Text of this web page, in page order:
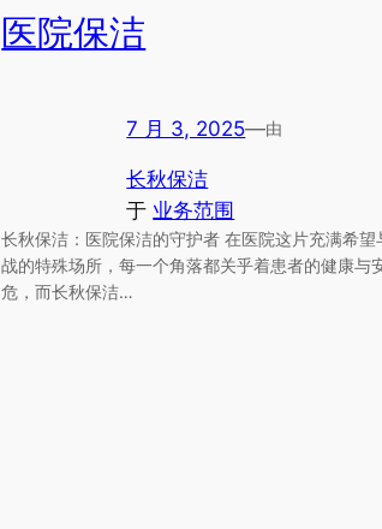
医院保洁
7 月 3, 2025—由
长秋保洁
于 业务范围
长秋保洁：医院保洁的守护者 在医院这片充满希望
战的特殊场所，每一个角落都关乎着患者的健康与
危，而长秋保洁…